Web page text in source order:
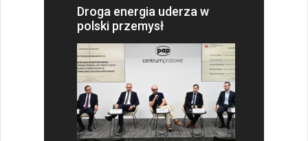
Droga energia uderza w
polski przemysł